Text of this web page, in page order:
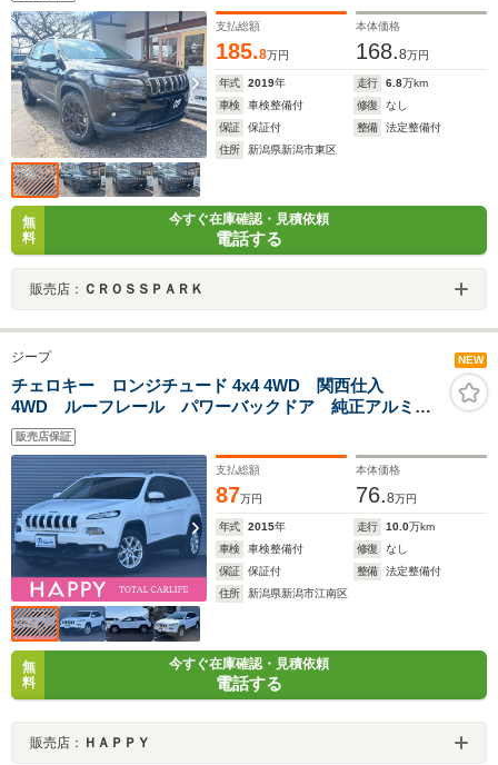
支払総額
185.8万円
本体価格
168.8万円
年式 2019年 走行 6.8万km
車検
車検整備付 修復
なし
保証
保証付 整備
法定整備付
住所
新潟県新潟市東区
無
料
今すぐ在庫確認・見積依頼
電話する
販売店： ＣＲＯＳＳＰＡＲＫ
ジープ NEW
チェロキー ロンジチュード 4x4 4WD 関西仕入
4WD ルーフレール パワーバックドア 純正アルミホ
イール アダプティブクルーズコントロール ナビ フ
ルセグ Bluetooth バックカメラ クリアランスソナ
ー ETC ブレーキアシスト HID
販売店保証
支払総額
87万円
本体価格
76.8万円
年式 2015年 走行 10.0万km
車検
車検整備付 修復
なし
保証
保証付 整備
法定整備付
住所
新潟県新潟市江南区
無
料
今すぐ在庫確認・見積依頼
電話する
販売店： ＨＡＰＰＹ